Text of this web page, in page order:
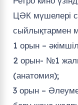
ЦӘК мүшелері
сыйлықтармен
1 орын –
2 орын- №1
(анатомия);
3 орын –